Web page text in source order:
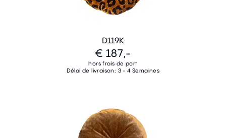
D119K
€ 187,-
hors frais de port
Délai de livraison: 3 - 4 Semaines